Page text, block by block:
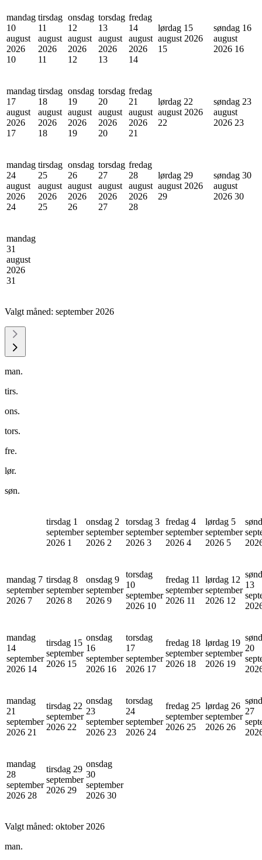
mandag
10
august
2026
10
tirsdag
11
august
2026
11
onsdag
12
august
2026
12
torsdag
13
august
2026
13
fredag
14
august
2026
14
lørdag 15
august 2026
15
søndag 16
august
2026 16
mandag
17
august
2026
17
tirsdag
18
august
2026
18
onsdag
19
august
2026
19
torsdag
20
august
2026
20
fredag
21
august
2026
21
lørdag 22
august 2026
22
søndag 23
august
2026 23
mandag
24
august
2026
24
tirsdag
25
august
2026
25
onsdag
26
august
2026
26
torsdag
27
august
2026
27
fredag
28
august
2026
28
lørdag 29
august 2026
29
søndag 30
august
2026 30
mandag
31
august
2026
31
Valgt måned: september 2026
man.
tirs.
ons.
tors.
fre.
lør.
søn.
tirsdag 1
september
2026 1
onsdag 2
september
2026 2
torsdag 3
september
2026 3
fredag 4
september
2026 4
lørdag 5
september
2026 5
mandag 7
september
2026 7
tirsdag 8
september
2026 8
onsdag 9
september
2026 9
torsdag
10
september
2026 10
fredag 11
september
2026 11
lørdag 12
september
2026 12
13
mandag
14
september
2026 14
tirsdag 15
september
2026 15
onsdag
16
september
2026 16
torsdag
17
september
2026 17
fredag 18
september
2026 18
lørdag 19
september
2026 19
20
mandag
21
september
2026 21
tirsdag 22
september
2026 22
onsdag
23
september
2026 23
torsdag
24
september
2026 24
fredag 25
september
2026 25
lørdag 26
september
2026 26
27
mandag
28
september
2026 28
tirsdag 29
september
2026 29
onsdag
30
september
2026 30
Valgt måned: oktober 2026
man.